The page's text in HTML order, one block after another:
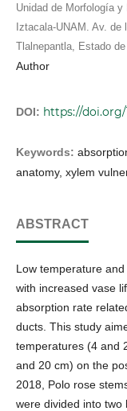
Unidad de Morfología
Iztacala-UNAM. Av.
Tlalnepantla, Estado
Author
DOI: https://doi.org/
Keywords:
anatomy, xylem
ABSTRACT
Low temperature
with increased vase
absorption rate
ducts. This study
temperatures (4 and
and 20 cm) on the
2018, Polo rose
were divided into